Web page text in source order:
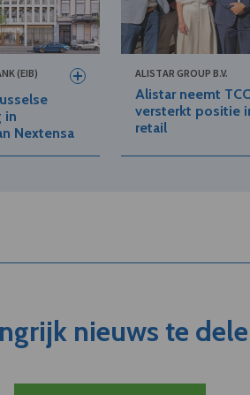
(EIB)
in
Nextensa
ALISTAR GROUP B.V.
Alistar neemt
versterkt positie
retail
nieuws te